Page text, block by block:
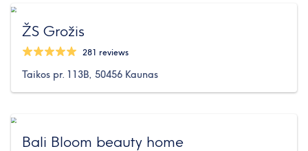
ŽS Grožis
281 reviews
Taikos pr. 113B, 50456 Kaunas
Bali Bloom beauty home